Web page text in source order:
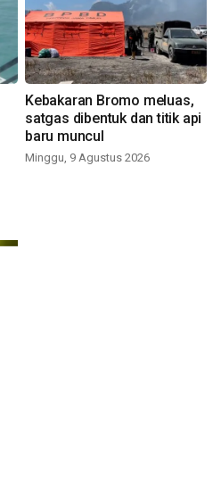
Kebakaran Bromo meluas,
satgas dibentuk dan titik api
baru muncul
Minggu, 9 Agustus 2026